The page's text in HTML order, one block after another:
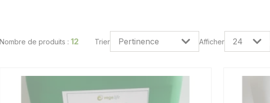
Nombre de produits : 12 Trier Afficher